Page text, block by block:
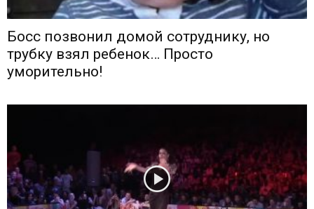
Босс позвонил домой сотруднику, но
трубку взял ребенок… Просто
уморительно!